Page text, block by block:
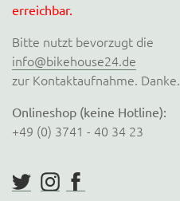
erreichbar.
Bitte nutzt bevorzugt die
info@bikehouse24.de
zur Kontaktaufnahme. Danke.
Onlineshop (keine Hotline):
+49 (0) 3741 - 40 34 23